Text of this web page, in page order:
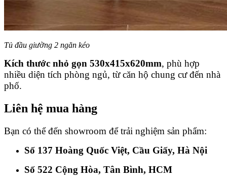
Tủ đầu giường 2 ngăn kéo
Kích thước nhỏ gọn 530x415x620mm, phù hợp
nhiều diện tích phòng ngủ, từ căn hộ chung cư đến nhà
phố.
Liên hệ mua hàng
Bạn có thể đến showroom để trải nghiệm sản phẩm:
Số 137 Hoàng Quốc Việt, Cầu Giấy, Hà Nội
Số 522 Cộng Hòa, Tân Bình, HCM